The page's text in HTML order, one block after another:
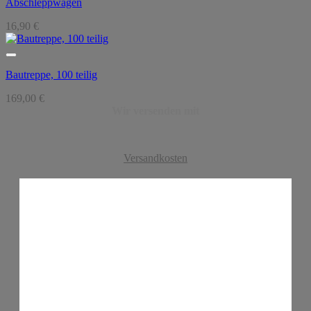
16,90 €
Bautreppe, 100 teilig
169,00 €
Versandkosten